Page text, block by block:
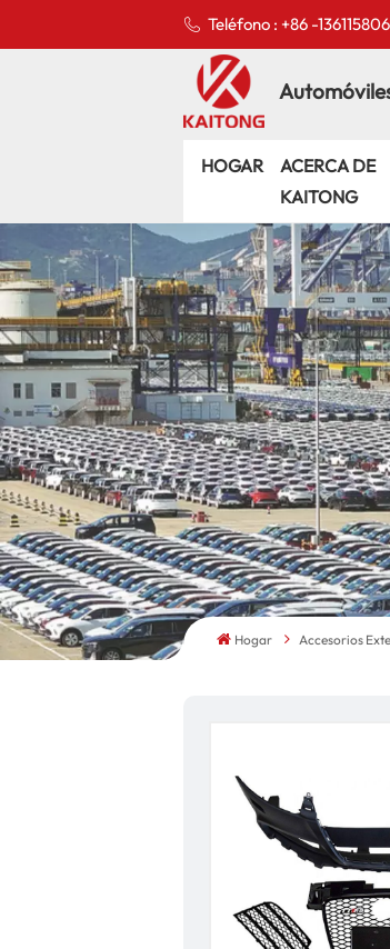
Teléfono : +86 -
HOGAR
ACERCA DE
KAITONG
Hogar Accesorios